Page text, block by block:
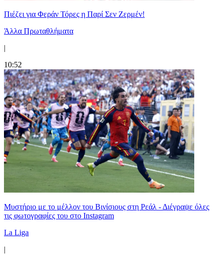
Πιέζει για Φεράν Τόρες η Παρί Σεν Ζερμέν!
Άλλα Πρωταθλήματα
|
10:52
Μυστήριο με το μέλλον του Βινίσιους στη Ρεάλ - Διέγραψε όλες
τις φωτογραφίες του στο Instagram
La Liga
|